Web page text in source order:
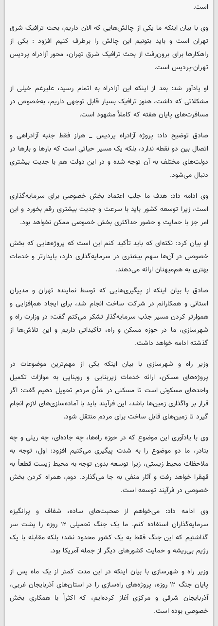
است.
وی با بیان اینکه ما یکی از چالش‌هایی که الان داریم، بحث ترافیک شرق
تهران است و باید بتونیم این چالش را برطرف کنیم افزود : یکی از
راهکارها برای برون‌رفت از بحث ترافیک شرق تهران، محور آزادراه پردیس
تهران-پردیس است.
او یادآور شد: بعد از اینکه این آزادراه به اتمام رسید، علیرغم خیلی از
مشکلاتی که داشت، هنوز ترافیک بسیار قابل توجهی داریم، به‌خصوص در
مسافرت‌های پایان هفته که کاملاً مشهود است.
صادق توضیح داد: پروژه آزادراه پردیس _ هراز فقط جنبه آزادراهی و
اتصال بین دو نقطه ندارد، بلکه یک مسیر حیاتی است که بارها و بارها در
دولت‌های مختلف به آن توجه شده و در این دولت هم با جدیت بیشتری
دنبال می‌شود.
وی ادامه داد: هدف ما جلب اعتماد بخش خصوصی برای سرمایه‌گذاری
است، زیرا توسعه کشور باید با سرعت و جدیت بیشتری رقم بخورد و این
امر جز با حمایت و حضور حداکثری بخش خصوصی ممکن نخواهد بود.
او بیان کرد: نکته‌ای که باید تأکید کنم این است که پروژه‌هایی که بخش
خصوصی در آن‌ها سهم بیشتری در سرمایه‌گذاری دارد، پایدارتر و خدمات
بهتری به هم‌میهنان ارائه می‌دهند.
صادق با بیان اینکه از پیگیری‌هایی که توسط نماینده تهران و مدیران
استانی و همکارانم در شرکت ساخت انجام شد، برای ایجاد هم‌افزایی و
هموارتر کردن مسیر جذب سرمایه‌گذار تشکر می‌کنم گفت: در وزارت راه و
شهرسازی، ما در حوزه مسکن و راه، تأکیداتی داریم و این تلاش‌ها از
گذشته ادامه خواهد داشت.
وزیر راه و شهرسازی با بیان اینکه یکی از مهم‌ترین موضوعات در
پروژه‌های مسکن، ارائه خدمات زیربنایی و روبنایی به موازات تکمیل
واحدهای مسکونی است تا مسکنی در شأن مردم تحویل دهیم گفت: اگر
قرار بر واگذاری زمین‌ها باشد، این فرآیند باید با آماده‌سازی‌های لازم انجام
گیرد تا زمین‌های قابل ساخت برای مردم منتقل شود.
وی با یادآوری این موضوع که در حوزه راه‌ها، چه جاده‌ای، چه ریلی و چه
بنادر، ما دو موضوع را به شدت پیگیری می‌کنیم افزود: اول، توجه به
ملاحظات محیط زیستی، زیرا توسعه بدون توجه به محیط زیست قطعاً به
قهقرا خواهد رفت و آثار منفی به جا می‌گذارد. دوم، همراه کردن بخش
خصوصی در فرآیند توسعه است.
وی ادامه داد: می‌خواهم از صحبت‌های ساده، شفاف و پرانگیزه
سرمایه‌گذاران استفاده کنم. ما یک جنگ تحمیلی ۱۲ روزه را پشت سر
گذاشتیم که این جنگ فقط به یک کشور محدود نشد؛ بلکه مقابله با یک
رژیم بی‌ریشه و حمایت‌ کشورهای دیگر از جمله آمریکا بود.
وزیر راه و شهرسازی با بیان اینکه در این مدت کمتر از یک ماه پس از
پایان جنگ ۱۲ روزه، پروژه‌های راه‌سازی را در استان‌های آذربایجان غربی،
آذربایجان شرقی و مرکزی آغاز کرده‌ایم، که اکثراً با همکاری بخش
خصوصی بوده است.